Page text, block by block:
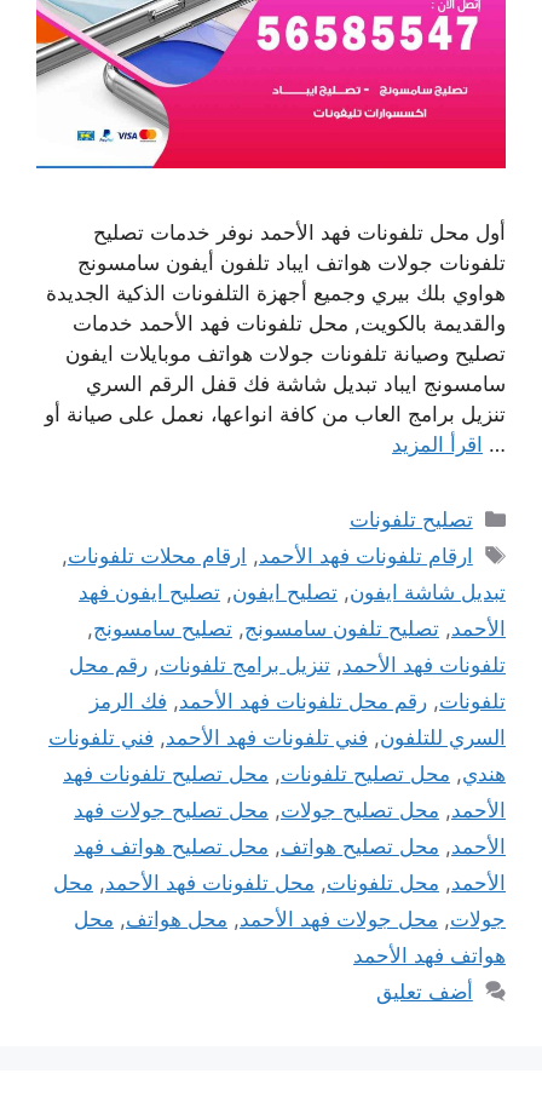
أول محل تلفونات فهد الأحمد نوفر خدمات تصليح
تلفونات جولات هواتف ايباد تلفون أيفون سامسونج
هواوي بلك بيري وجميع أجهزة التلفونات الذكية الجديدة
والقديمة بالكويت, محل تلفونات فهد الأحمد خدمات
تصليح وصيانة تلفونات جولات هواتف موبايلات ايفون
سامسونج ايباد تبديل شاشة فك قفل الرقم السري
تنزيل برامج العاب من كافة انواعها، نعمل على صيانة أو
… اقرأ المزيد
التصنيفات
تصليح تلفونات
الوسوم
ارقام تلفونات فهد الأحمد, ارقام محلات تلفونات,
تبديل شاشة ايفون, تصليح ايفون, تصليح ايفون فهد
الأحمد, تصليح تلفون سامسونج, تصليح سامسونج,
تلفونات فهد الأحمد, تنزيل برامج تلفونات, رقم محل
تلفونات, رقم محل تلفونات فهد الأحمد, فك الرمز
السري للتلفون, فني تلفونات فهد الأحمد, فني تلفونات
هندي, محل تصليح تلفونات, محل تصليح تلفونات فهد
الأحمد, محل تصليح جولات, محل تصليح جولات فهد
الأحمد, محل تصليح هواتف, محل تصليح هواتف فهد
الأحمد, محل تلفونات, محل تلفونات فهد الأحمد, محل
جولات, محل جولات فهد الأحمد, محل هواتف, محل
هواتف فهد الأحمد
أضف تعليق